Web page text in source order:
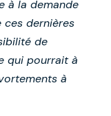
à la demande
ces dernières
de
qui pourrait à
à